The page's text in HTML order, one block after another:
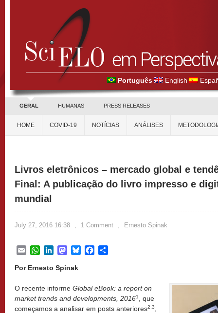
Português English
GERAL HUMANAS PRESS RELEASES
HOME COVID-19 NOTÍCIAS ANÁLISES
Livros eletrônicos – mercado global e
Final: A publicação do livro impresso e
mundial
July 27, 2016 16:38 , 1 Comment , Ernesto Spinak
EmailWhatsApp
LinkedInMastodon
BlueskyFacebook
Por Ernesto Spinak
O recente informe Global eBook: a report on
market trends and developments, 20161
, que
começamos a analisar em posts anteriores2,3